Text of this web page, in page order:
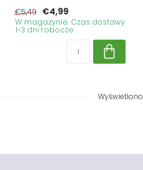
€5,49 €4,99
W magazynie. Czas dostawy
1-3 dni robocze
Wyświetlono